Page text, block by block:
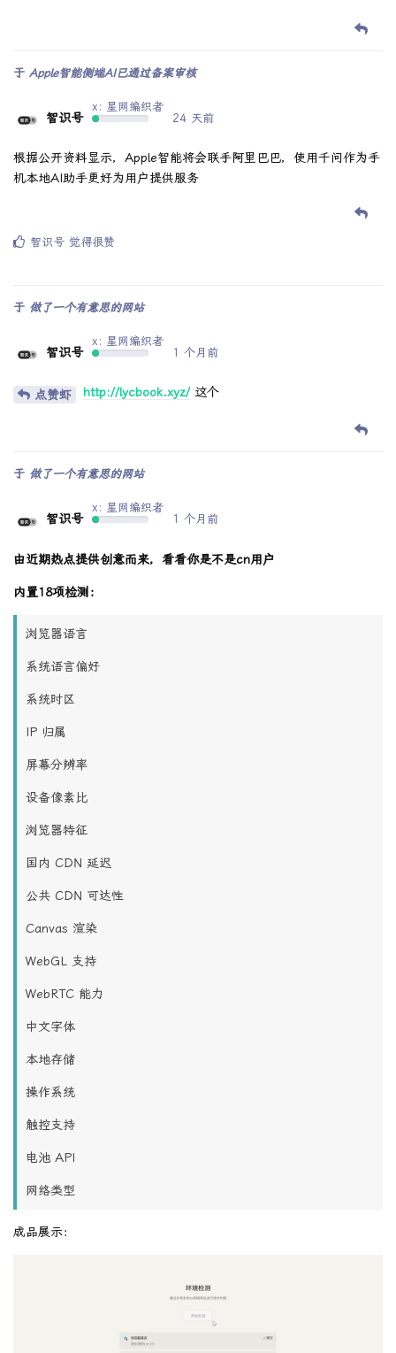
于 Apple智能侧端AI已通过备案审核
智识号
x: 星网编织者
24 天前
根据公开资料显示，Apple智能将会联手阿里巴巴，使用千问作为手
机本地AI助手更好为用户提供服务
智识号 觉得很赞
于 做了一个有意思的网站
智识号
x: 星网编织者
1 个月前
点赞虾 http://lycbook.xyz/这个
于 做了一个有意思的网站
智识号
x: 星网编织者
1 个月前
由近期热点提供创意而来，看看你是不是cn用户
内置18项检测：
浏览器语言
系统语言偏好
系统时区
IP 归属
屏幕分辨率
设备像素比
浏览器特征
国内 CDN 延迟
公共 CDN 可达性
Canvas 渲染
WebGL 支持
WebRTC 能力
中文字体
本地存储
操作系统
触控支持
电池 API
网络类型
成品展示：